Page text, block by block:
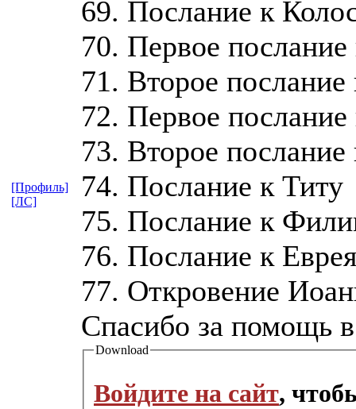
69. Послание к
70. Первое
71. Второе
72. Первое
73. Второе
74. Послание к Титу
75. Послание к
76. Послание к
77. Откровение
Спасибо за помощь
Download
Войдите на сайт,
[Профиль]
[ЛС]